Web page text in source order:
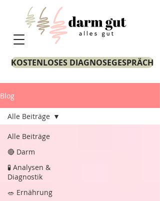
KOSTENLOSES DIAGNOSEGESPRÄCH
Blog
Alle Beiträge
🔴 Darm
🧪 Analysen &
Diagnostik
🥗 Ernährung
Alle Beiträge